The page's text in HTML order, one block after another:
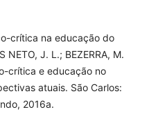
crítica na educação do
NETO, J. L.; BEZERRA, M.
crítica e educação no
atuais. São Carlos:
2016a.